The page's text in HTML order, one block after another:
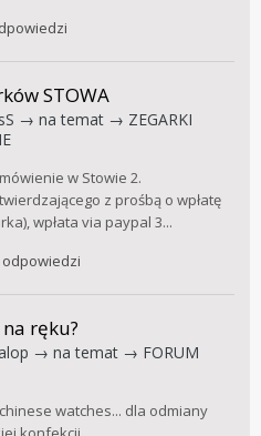
STOWA
→ na temat → ZEGARKI
w Stowie 2.
z prośbą o wpłatę
wpłata via paypal 3...
odpowiedzi
ręku?
→ na temat → FORUM
watches... dla odmiany